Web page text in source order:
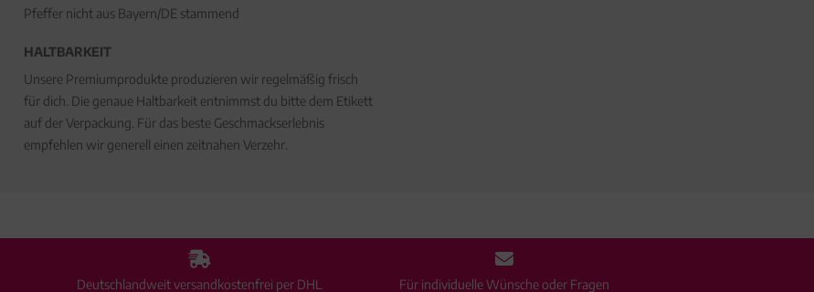
Pfeffer nicht aus Bayern/DE stammend
HALTBARKEIT
Unsere Premiumprodukte produzieren wir regelmäßig frisch
für dich. Die genaue Haltbarkeit entnimmst du bitte dem Etikett
auf der Verpackung. Für das beste Geschmackserlebnis
empfehlen wir generell einen zeitnahen Verzehr.
Deutschlandweit versandkostenfrei per DHL Für individuelle Wünsche oder Fragen